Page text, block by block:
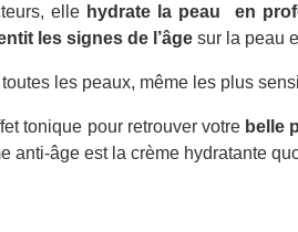
elle hydrate la peau en
les signes de l’âge sur la peau
les peaux, même les plus
tonique pour retrouver votre belle
anti-âge est la crème hydratante